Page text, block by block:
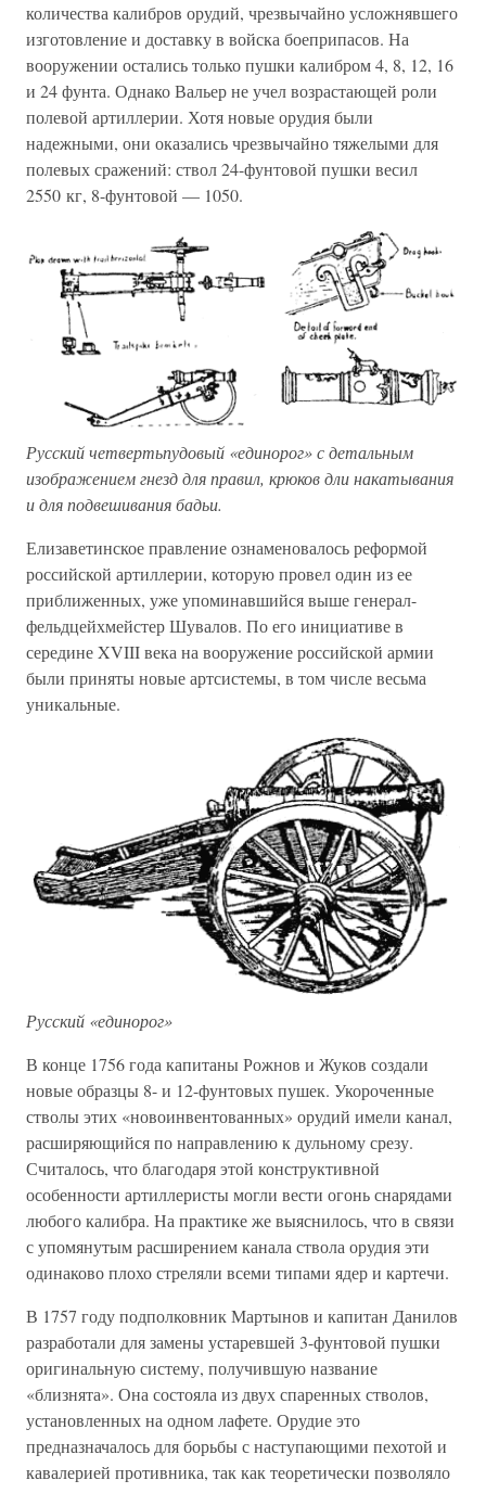
количества калибров орудий, чрезвычайно усложнявшего
изготовление и доставку в войска боеприпасов. На
вооружении остались только пушки калибром 4, 8, 12, 16
и 24 фунта. Однако Вальер не учел возрастающей роли
полевой артиллерии. Хотя новые орудия были
надежными, они оказались чрезвычайно тяжелыми для
полевых сражений: ствол 24-фунтовой пушки весил
2550 кг, 8-фунтовой — 1050.
Русский четвертьпудовый «единорог» с детальным
изображением гнезд для правил, крюков дли накатывания
и для подвешивания бадьи.
Елизаветинское правление ознаменовалось реформой
российской артиллерии, которую провел один из ее
приближенных, уже упоминавшийся выше генерал-
фельдцейхмейстер Шувалов. По его инициативе в
середине XVIII века на вооружение российской армии
были приняты новые артсистемы, в том числе весьма
уникальные.
Русский «единорог»
В конце 1756 года капитаны Рожнов и Жуков создали
новые образцы 8- и 12-фунтовых пушек. Укороченные
стволы этих «новоинвентованных» орудий имели канал,
расширяющийся по направлению к дульному срезу.
Считалось, что благодаря этой конструктивной
особенности артиллеристы могли вести огонь снарядами
любого калибра. На практике же выяснилось, что в связи
с упомянутым расширением канала ствола орудия эти
одинаково плохо стреляли всеми типами ядер и картечи.
В 1757 году подполковник Мартынов и капитан Данилов
разработали для замены устаревшей 3-фунтовой пушки
оригинальную систему, получившую название
«близнята». Она состояла из двух спаренных стволов,
установленных на одном лафете. Орудие это
предназначалось для борьбы с наступающими пехотой и
кавалерией противника, так как теоретически позволяло